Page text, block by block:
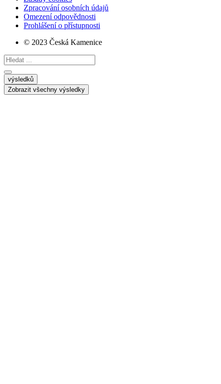
Zpracování osobních údajů
Omezení odpovědnosti
Prohlášení o přístupnosti
© 2023 Česká Kamenice
Search
...
výsledků
Zobrazit všechny výsledky